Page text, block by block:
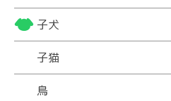
子犬
子猫
鳥